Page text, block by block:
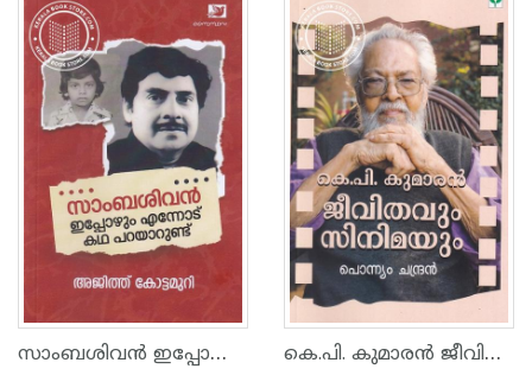
സാംബശിവൻ ഇപ്പോഴും എന്നോട് കഥ പറയാറുണ്ട് കെ.പി. കുമാരൻ ജീവിതവും സിനിമയും